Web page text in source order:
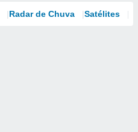
Radar de Chuva Satélites